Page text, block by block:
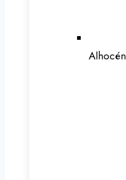
Alhocén